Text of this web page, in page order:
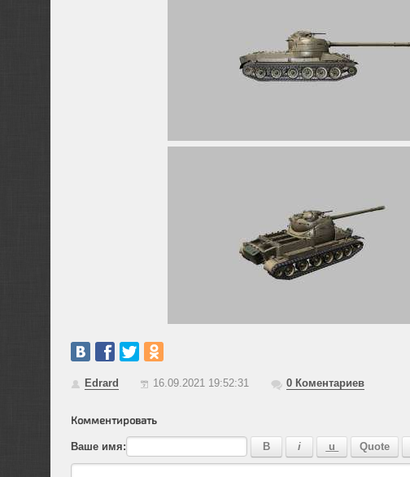
Edrard 16.09.2021 19:52:31 0Коментариев
Комментировать
Ваше имя: